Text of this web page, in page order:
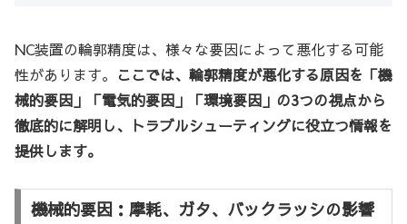
NC装置の輪郭精度は、様々な要因によって悪化する可能
性があります。 ここでは、輪郭精度が悪化する原因を「機
械的要因」「電気的要因」「環境要因」の3つの視点から
徹底的に解明し、トラブルシューティングに役立つ情報を
提供します。
機械的要因：摩耗、ガタ、バックラッシの影響